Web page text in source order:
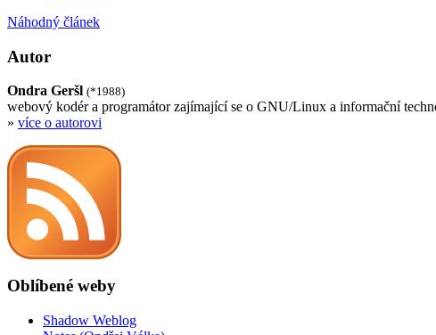
Náhodný článek
Autor
Ondra Geršl (*1988)
webový kodér a programátor zajímající se o GNU/Linux a informační
» více o autorovi
Oblíbené weby
Shadow Weblog